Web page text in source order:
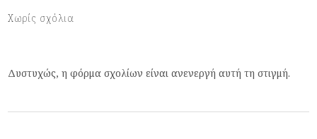
Χωρίς σχόλια
Δυστυχώς, η φόρμα σχολίων είναι ανενεργή αυτή τη στιγμή.